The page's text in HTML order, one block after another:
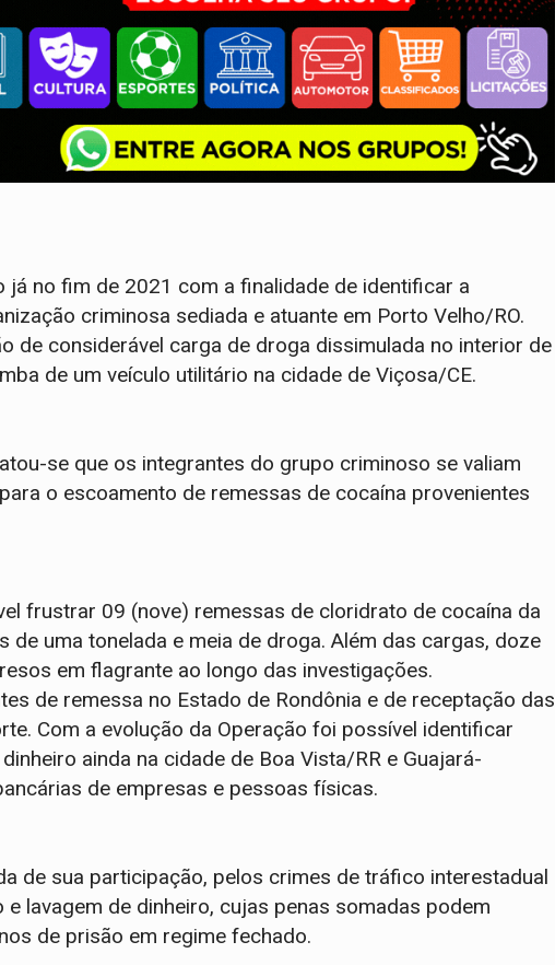
já no fim de 2021 com a finalidade de identificar a
criminosa sediada e atuante em Porto Velho/RO.
de considerável carga de droga dissimulada no interior de
de um veículo utilitário na cidade de Viçosa/CE.
se que os integrantes do grupo criminoso se valiam
o escoamento de remessas de cocaína provenientes
frustrar 09 (nove) remessas de cloridrato de cocaína da
de uma tonelada e meia de droga. Além das cargas, doze
em flagrante ao longo das investigações.
de remessa no Estado de Rondônia e de receptação das
Com a evolução da Operação foi possível identificar
ainda na cidade de Boa Vista/RR e Guajará-
de empresas e pessoas físicas.
de sua participação, pelos crimes de tráfico interestadual
lavagem de dinheiro, cujas penas somadas podem
de prisão em regime fechado.